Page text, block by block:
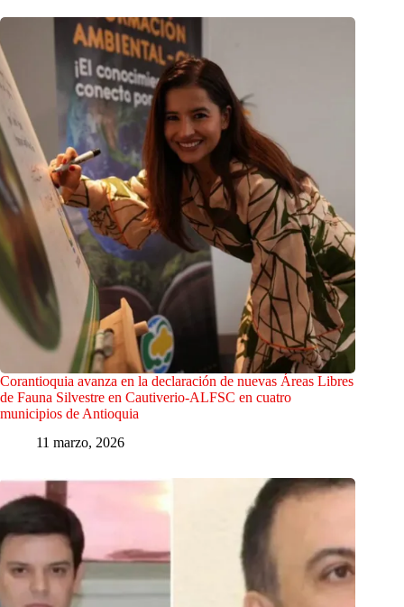
Corantioquia avanza en la declaración de nuevas Áreas Libres
de Fauna Silvestre en Cautiverio-ALFSC en cuatro
municipios de Antioquia
11 marzo, 2026